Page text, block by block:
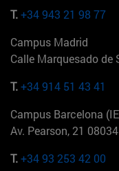
T.+34 943 21 98 77
Campus Madrid
Calle Marquesado de
T.+34 914 51 43 41
Campus Barcelona
Av. Pearson, 21
T.+34 93 253 42 00